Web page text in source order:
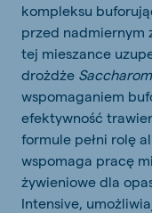
kompleksu
przed nadmiernym
tej mieszance
drożdże
wspomaganiem
efektywność
formule pełni rolę
wspomaga pracę
żywieniowe dla
Intensive,